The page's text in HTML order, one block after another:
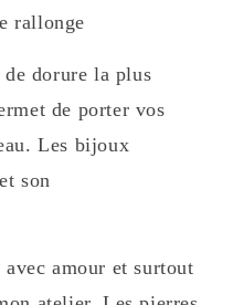
rallonge
dorure la plus
de porter vos
Les bijoux
son
amour et surtout